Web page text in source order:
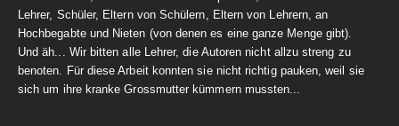
Lehrer, Schüler, Eltern von Schülern, Eltern von Lehrern, an
Hochbegabte und Nieten (von denen es eine ganze Menge gibt).
Und äh... Wir bitten alle Lehrer, die Autoren nicht allzu streng zu
benoten. Für diese Arbeit konnten sie nicht richtig pauken, weil sie
sich um ihre kranke Grossmutter kümmern mussten...